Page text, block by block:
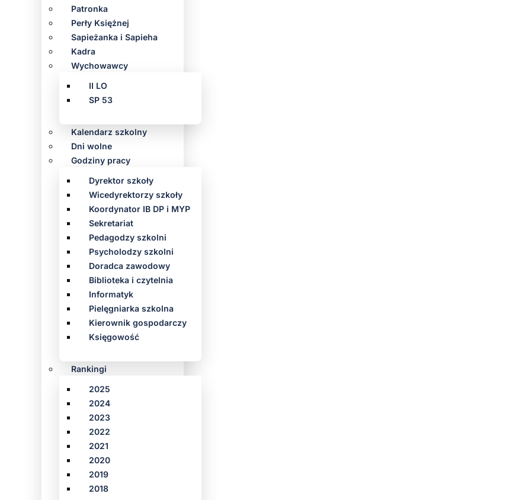
Patronka
Perły Księżnej
Sapieżanka i Sapieha
Kadra
Wychowawcy
II LO
SP 53
Kalendarz szkolny
Dni wolne
Godziny pracy
Dyrektor szkoły
Wicedyrektorzy szkoły
Koordynator IB DP i MYP
Sekretariat
Pedagodzy szkolni
Psycholodzy szkolni
Doradca zawodowy
Biblioteka i czytelnia
Informatyk
Pielęgniarka szkolna
Kierownik gospodarczy
Księgowość
Rankingi
2025
2024
2023
2022
2021
2020
2019
2018